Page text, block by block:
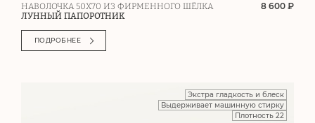
НАВОЛОЧКА 50Х70 ИЗ ФИРМЕННОГО ШЁЛКА
ЛУННЫЙ ПАПОРОТНИК
8 600 ₽
ПОДРОБНЕЕ
Экстра гладкость и блеск
Выдерживает машинную стирку
Плотность 22